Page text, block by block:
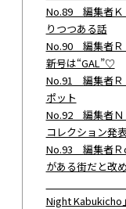
No.89 編集者Ｋ
りつつある話
No.90 編集者Ｒ
新号は“GAL”♡
No.91 編集者Ｒ
ポット
No.92 編集者Ｎ
コレクション発
No.93 編集者Ｒ
がある街だと改
アートイ
Night